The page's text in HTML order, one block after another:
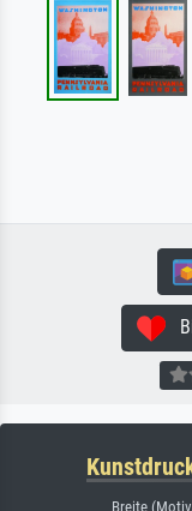
Breite